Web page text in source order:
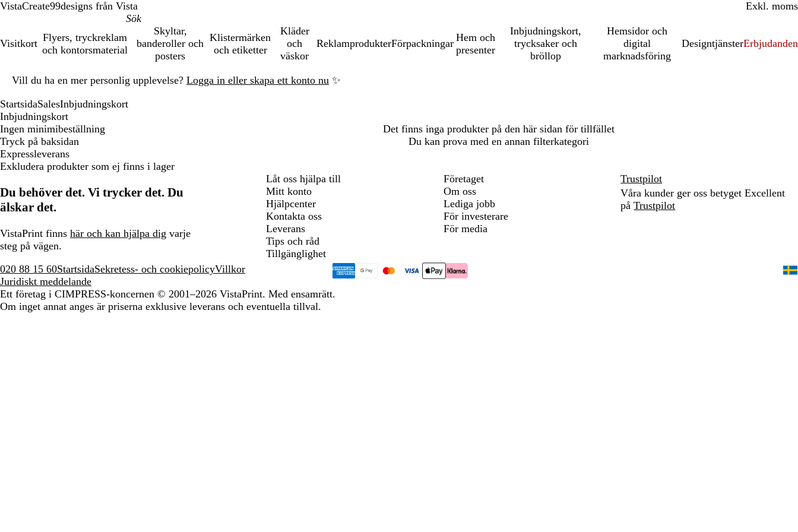
VistaCreate99designs från Vista Inkl. moms
Exkl. moms
Visitkort
Flyers, tryckreklam
och kontorsmaterial
Skyltar,
banderoller och
posters
Klistermärken
och etiketter
Kläder
och
väskor
ReklamprodukterFörpackningar
Hem och
presenter
Inbjudningskort,
trycksaker och
bröllop
Hemsidor och
digital
marknadsföring
DesigntjänsterErbjudanden
Vill du ha en mer personlig upplevelse? Logga in eller skapa ett konto nu ✨
1
StartsidaSalesInbjudningskort
Inbjudningskort
Ingen minimibeställning
Tryck på baksidan
Expressleverans
Exkludera produkter som ej finns i lager
Det finns inga produkter på den här sidan för tillfället
Du kan prova med en annan filterkategori
Du behöver det. Vi trycker det. Du
älskar det.
VistaPrint finns här och kan hjälpa dig varje
steg på vägen.
Låt oss hjälpa till
Mitt konto
Hjälpcenter
Kontakta oss
Leverans
Tips och råd
Tillgänglighet
Företaget
Om oss
Lediga jobb
För investerare
För media
Trustpilot
Våra kunder ger oss betyget Excellent
påTrustpilot
020 88 15 60StartsidaSekretess- och cookiepolicyVillkor
Juridiskt meddelande
Ett företag i CIMPRESS-koncernen © 2001–2026 VistaPrint. Med ensamrätt.
Om inget annat anges är priserna exklusive leverans och eventuella tillval.